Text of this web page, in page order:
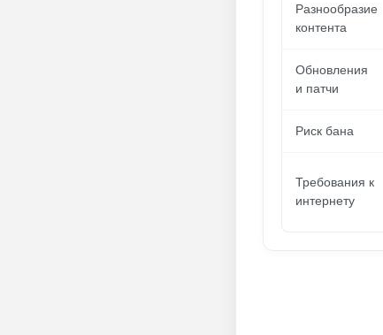
Разнообразие
контента
Обновления
и патчи
Риск бана
Требования к
интернету